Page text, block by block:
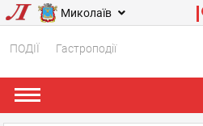
Миколаїв
ПОДІЇ Гастроподії